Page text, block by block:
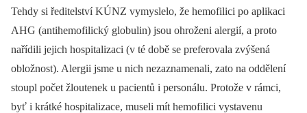
Tehdy si ředitelství KÚNZ vymyslelo, že hemofilici po aplikaci
AHG (antihemofilický globulin) jsou ohroženi alergií, a proto
nařídili jejich hospitalizaci (v té době se preferovala zvýšená
obložnost). Alergii jsme u nich nezaznamenali, zato na oddělení
stoupl počet žloutenek u pacientů i personálu. Protože v rámci,
byť i krátké hospitalizace, museli mít hemofilici vystavenu